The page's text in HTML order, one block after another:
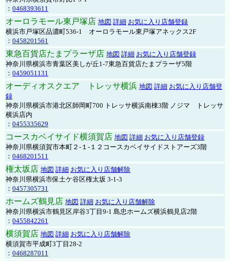
： 0468393611
オーロラモール東戸塚店 地図 詳細 お気に入り店舗登録
横浜市戸塚区品濃町536-1 オーロラモール東戸塚アネックス2F
： 0458201561
東急百貨店たまプラーザ店 地図 詳細 お気に入り店舗登録
神奈川県横浜市青葉区美しが丘1-7東急百貨店たまプラーザ5階
： 0459051131
オーディオスクエア トレッサ横浜 地図 詳細 お気に入り店舗登
録
神奈川県横浜市港北区師岡町700 トレッサ横浜南棟3階 ノジマ トレッサ
横浜店内
： 0455335629
コースカベイサイド横須賀店 地図 詳細 お気に入り店舗登録
神奈川県横須賀市本町２-１-１２コースカベイサイドストアーズ3階
： 0468201511
権太坂店 地図 詳細 お気に入り店舗解除
神奈川県横浜市保土ケ谷区権太坂 3-1-3
： 0457305731
ホームズ鶴見店 地図 詳細 お気に入り店舗解除
神奈川県横浜市鶴見区岸谷3丁目9-1 島忠ホームズ横浜鶴見店2階
： 0455842261
横須賀店 地図 詳細 お気に入り店舗解除
横須賀市平成町3丁目28-2
： 0468287011